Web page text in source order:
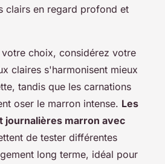
clairs en regard profond et
choix, considérez votre
claires s'harmonisent mieux
tandis que les carnations
oser le marron intense. Les
journalières marron avec
de tester différentes
long terme, idéal pour